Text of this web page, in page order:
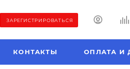
ЗАРЕГИСТРИРОВАТЬСЯ
КОНТАКТЫ ОПЛАТА И